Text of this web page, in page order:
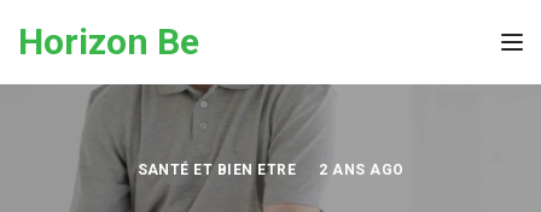
Horizon Be
SANTÉ ET BIEN ETRE 2 ANS AGO